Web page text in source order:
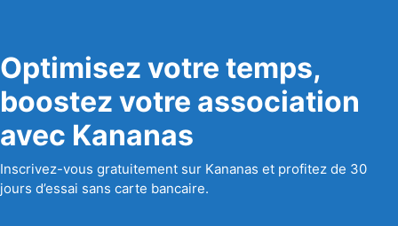
Optimisez votre temps,
boostez votre association
avec Kananas
Inscrivez-vous gratuitement sur Kananas et profitez de 30
jours d’essai sans carte bancaire.